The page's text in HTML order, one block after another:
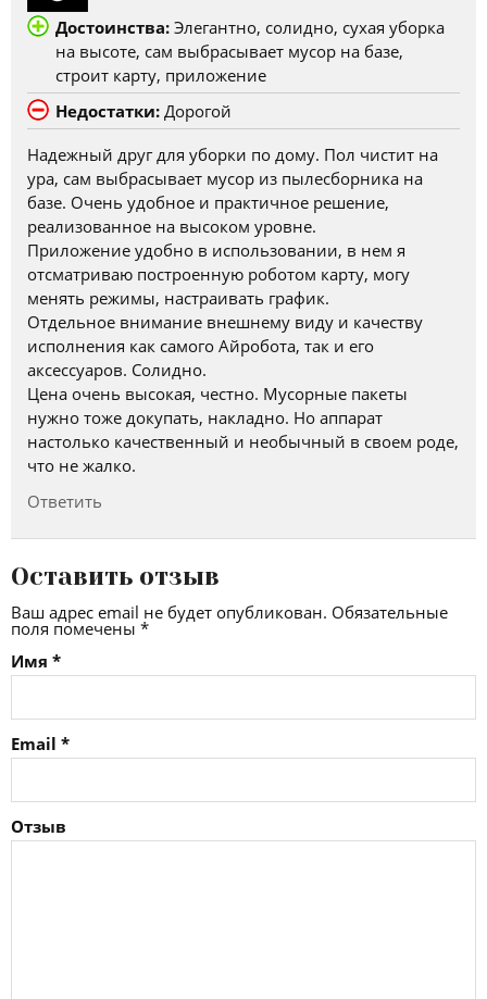
Достоинства:Элегантно, солидно, сухая уборка
на высоте, сам выбрасывает мусор на базе,
строит карту, приложение
Недостатки:Дорогой
Надежный друг для уборки по дому. Пол чистит на
ура, сам выбрасывает мусор из пылесборника на
базе. Очень удобное и практичное решение,
реализованное на высоком уровне.
Приложение удобно в использовании, в нем я
отсматриваю построенную роботом карту, могу
менять режимы, настраивать график.
Отдельное внимание внешнему виду и качеству
исполнения как самого Айробота, так и его
аксессуаров. Солидно.
Цена очень высокая, честно. Мусорные пакеты
нужно тоже докупать, накладно. Но аппарат
настолько качественный и необычный в своем роде,
что не жалко.
Ответить
Оставить отзыв
Ваш адрес email не будет опубликован. Обязательные
поля помечены *
Имя *
Email *
Отзыв